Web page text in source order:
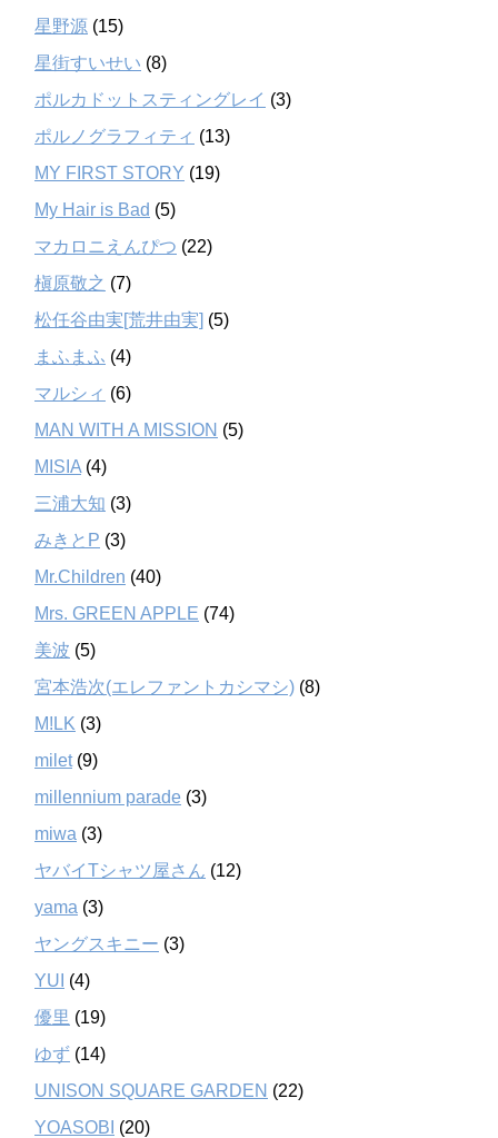
星野源 (15)
星街すいせい (8)
ポルカドットスティングレイ (3)
ポルノグラフィティ (13)
MY FIRST STORY (19)
My Hair is Bad (5)
マカロニえんぴつ (22)
槇原敬之 (7)
松任谷由実[荒井由実] (5)
まふまふ (4)
マルシィ (6)
MAN WITH A MISSION (5)
MISIA (4)
三浦大知 (3)
みきとP (3)
Mr.Children (40)
Mrs. GREEN APPLE (74)
美波 (5)
宮本浩次(エレファントカシマシ) (8)
M!LK (3)
milet(9)
millennium parade (3)
miwa (3)
ヤバイTシャツ屋さん (12)
yama (3)
ヤングスキニー (3)
YUI (4)
優里 (19)
ゆず (14)
UNISON SQUARE GARDEN (22)
YOASOBI (20)